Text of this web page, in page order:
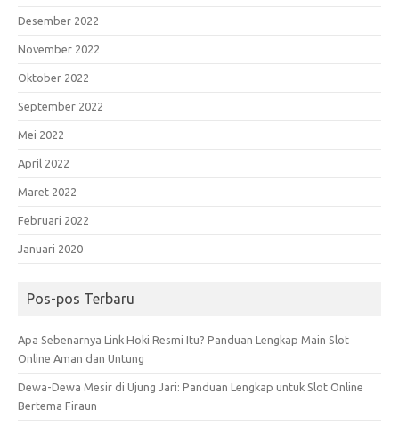
Desember 2022
November 2022
Oktober 2022
September 2022
Mei 2022
April 2022
Maret 2022
Februari 2022
Januari 2020
Pos-pos Terbaru
Apa Sebenarnya Link Hoki Resmi Itu? Panduan Lengkap Main Slot
Online Aman dan Untung
Dewa-Dewa Mesir di Ujung Jari: Panduan Lengkap untuk Slot Online
Bertema Firaun